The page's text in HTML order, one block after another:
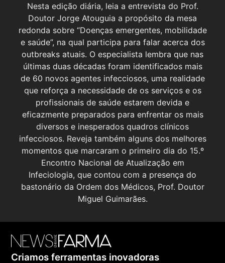
Nesta edição diária, leia a entrevista do Prof.
Doutor Jorge Atouguia a propósito da mesa
redonda sobre “Doenças emergentes, mobilidade
e saúde”, na qual participa para falar acerca dos
outbreaks atuais. O especialista lembra que nas
últimas duas décadas foram identificados mais
de 60 novos agentes infecciosos, uma realidade
que reforça a necessidade de os serviços e os
profissionais de saúde estarem devida e
eficazmente preparados para enfrentar os mais
diversos e inesperados quadros clínicos
infecciosos. Reveja também alguns dos melhores
momentos que marcaram o primeiro dia do 15.º
Encontro Nacional de Atualização em
Infeciologia, que contou com a presença do
bastonário da Ordem dos Médicos, Prof. Doutor
Miguel Guimarães.
Criamos ferramentas inovadoras